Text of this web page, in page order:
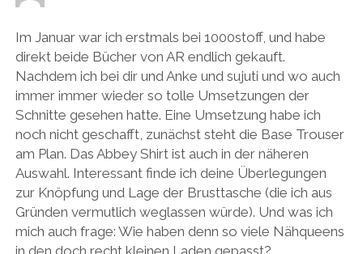
Im Januar war ich erstmals bei 1000stoff, und habe
direkt beide Bücher von AR endlich gekauft.
Nachdem ich bei dir und Anke und sujuti und wo auch
immer immer wieder so tolle Umsetzungen der
Schnitte gesehen hatte. Eine Umsetzung habe ich
noch nicht geschafft, zunächst steht die Base Trouser
am Plan. Das Abbey Shirt ist auch in der näheren
Auswahl. Interessant finde ich deine Überlegungen
zur Knöpfung und Lage der Brusttasche (die ich aus
Gründen vermutlich weglassen würde). Und was ich
mich auch frage: Wie haben denn so viele Nähqueens